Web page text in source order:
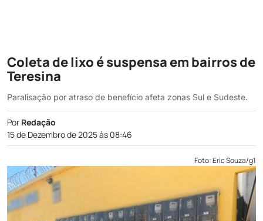
Coleta de lixo é suspensa em bairros de
Teresina
Paralisação por atraso de benefício afeta zonas Sul e Sudeste.
Por Redação
15 de Dezembro de 2025 às 08:46
Foto: Eric Souza/g1